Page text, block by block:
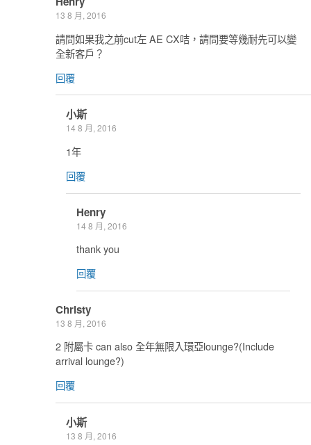
13 8 月, 2016
請問如果我之前cut左 AE CX咭，請問要等幾耐先可以變
全新客戶？
回覆
小斯
14 8 月, 2016
1年
回覆
Henry
14 8 月, 2016
thank you
回覆
Christy
13 8 月, 2016
2 附屬卡 can also 全年無限入環亞lounge?(Include
arrival lounge?)
回覆
小斯
13 8 月, 2016